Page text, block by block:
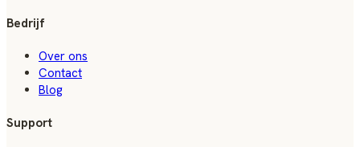
Bedrijf
Over ons
Contact
Blog
Support